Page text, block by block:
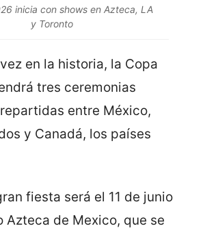
inicia con shows en Azteca, LA
y Toronto
en la historia, la Copa
tres ceremonias
entre México,
y Canadá, los países
fiesta será el 11 de junio
Azteca de Mexico, que se